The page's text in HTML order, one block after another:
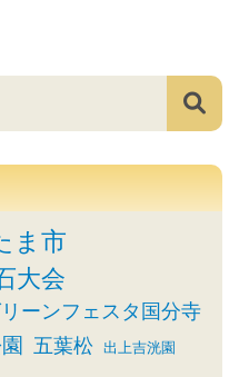
ま市
大会
ーンフェスタ国分寺
五葉松 出上吉洸園